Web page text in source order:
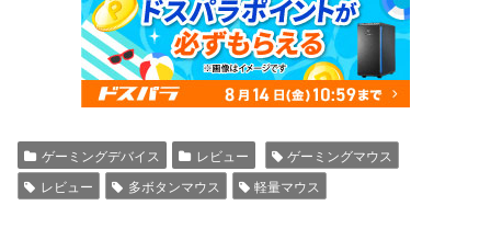
ゲーミングデバイス レビュー
ゲーミングマウス
レビュー
多ボタンマウス 軽量マウス